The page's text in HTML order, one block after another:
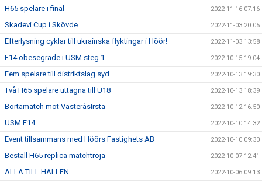
H65 spelare i final 2022-11-16 07:16
Skadevi Cup i Skövde 2022-11-03 20:05
Efterlysning cyklar till ukrainska flyktingar i Höör! 2022-11-03 13:58
F14 obesegrade i USM steg 1 2022-10-15 19:04
Fem spelare till distriktslag syd 2022-10-13 19:30
Två H65 spelare uttagna till U18 2022-10-13 18:39
Bortamatch mot VästeråsIrsta 2022-10-12 16:50
USM F14 2022-10-10 14:32
Event tillsammans med Höörs Fastighets AB 2022-10-10 09:30
Beställ H65 replica matchtröja 2022-10-07 12:41
ALLA TILL HALLEN 2022-10-06 09:13